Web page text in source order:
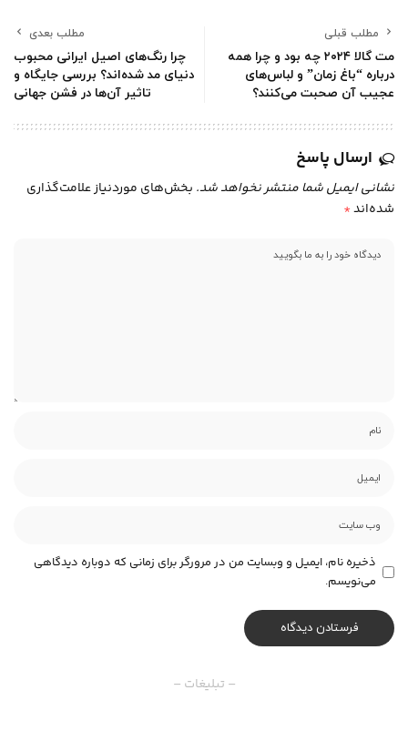
مطلب قبلی
مت گالا ۲۰۲۴ چه بود و چرا همه
درباره “باغ زمان” و لباس‌های
عجیب آن صحبت می‌کنند؟
مطلب بعدی
چرا رنگ‌های اصیل ایرانی محبوب
دنیای مد شده‌اند؟ بررسی جایگاه و
تاثیر آن‌ها در فشن جهانی
ارسال پاسخ
نشانی ایمیل شما منتشر نخواهد شد. بخش‌های موردنیاز علامت‌گذاری
شده‌اند*
ذخیره نام، ایمیل و وبسایت من در مرورگر برای زمانی که دوباره دیدگاهی
می‌نویسم.
– تبلیغات –